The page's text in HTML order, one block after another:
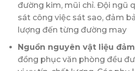
đường kim, mũi chỉ. Đội ngũ
sát công việc sát sao, đảm
lượng đến từng đường may
Nguồn nguyên vật liệu
đồng phục văn phòng đều